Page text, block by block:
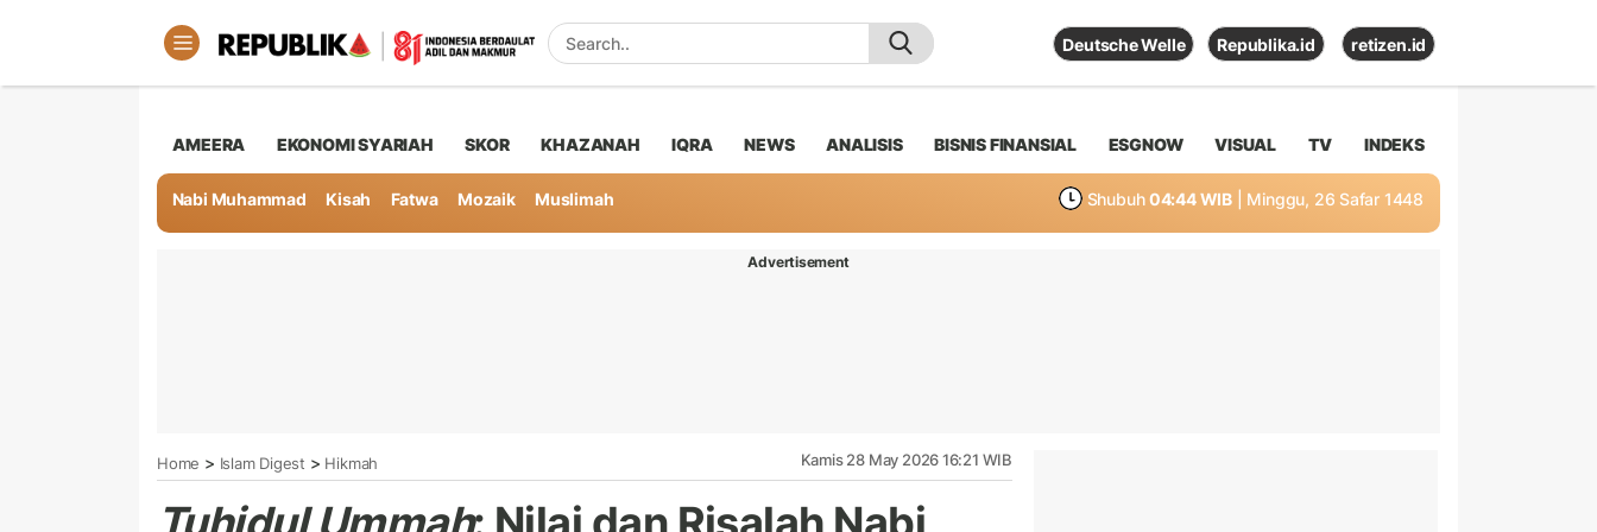
Deutsche Welle Republika.id retizen.id
AMEERA EKONOMI SYARIAH SKOR KHAZANAH IQRA NEWS ANALISIS BISNIS FINANSIAL ESGNOW VISUAL TV INDEKS
Nabi Muhammad Kisah Fatwa Mozaik Muslimah Shubuh 04:44 WIB | Minggu, 26 Safar 1448
Advertisement
Home > Islam Digest > Hikmah Kamis 28 May 2026 16:21 WIB